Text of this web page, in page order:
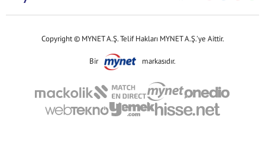
bankaların tekliflerini yan yana görebilir, faiz oranlarını, vade
seçeneklerini ve ek avantajları değerlendirebilirsiniz. Böylece
sürecinizi hızlandırabilirsiniz.
Copyright © MYNET A.Ş. Telif Hakları MYNET A.Ş.'ye Aittir.
Bir markasıdır.